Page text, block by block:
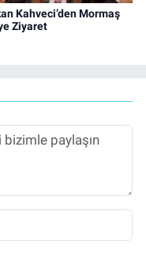
Kahveci’den Mormaş
Ziyaret